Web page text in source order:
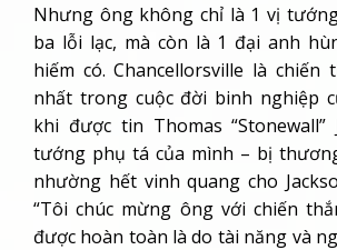
Nhưng ông không chỉ là 1 vị
ba lỗi lạc, mà còn là 1 đại anh
hiếm có. Chancellorsville là chiến
nhất trong cuộc đời binh nghiệp
khi được tin Thomas “Stonewall”
tướng phụ tá của mình – bị
nhường hết vinh quang cho
“Tôi chúc mừng ông với chiến
được hoàn toàn là do tài năng và